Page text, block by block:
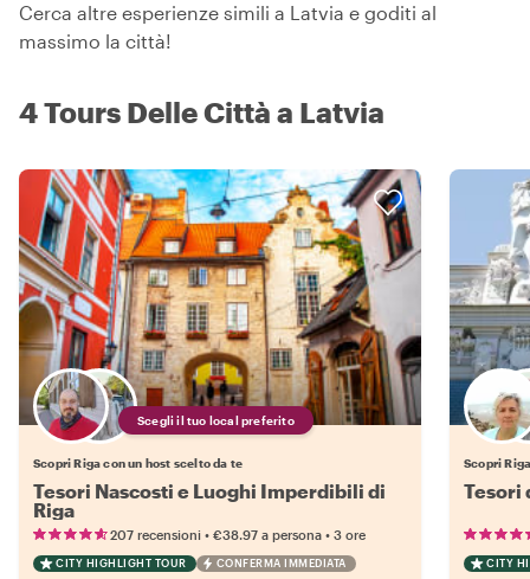
Cerca altre esperienze simili a Latvia e goditi al
massimo la città!
4 Tours Delle Città a Latvia
Scegli il tuo local preferito
Scopri Riga con un host scelto da te
Tesori Nascosti e Luoghi Imperdibili di
Riga
207 recensioni • €38.97 a persona • 3 ore
CITY HIGHLIGHT TOUR CONFERMA IMMEDIATA
Scopri
Tesori
CITY